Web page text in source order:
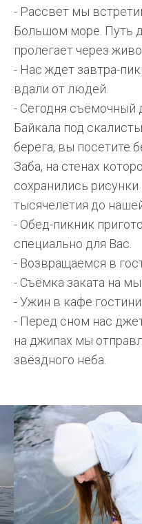
- Рассвет мы
Большом море. Путь
пролегает через
- Нас ждет завтра-
вдали от людей.
- Сегодня съёмочный
Байкала под
берега, вы посетите
Заба, на стенах
сохранились
тысячелетия до
- Обед-пикник
специально для Вас.
- Возвращаемся в
- Съёмка заката на
- Ужин в кафе
- Перед сном нас
на джипах мы
звёздного неба.